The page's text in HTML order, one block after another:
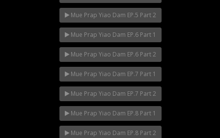
Mue Prap Yiao Dam EP.5 Part 2
Mue Prap Yiao Dam EP.6 Part 1
Mue Prap Yiao Dam EP.6 Part 2
Mue Prap Yiao Dam EP.7 Part 1
Mue Prap Yiao Dam EP.7 Part 2
Mue Prap Yiao Dam EP.8 Part 1
Mue Prap Yiao Dam EP.8 Part 2